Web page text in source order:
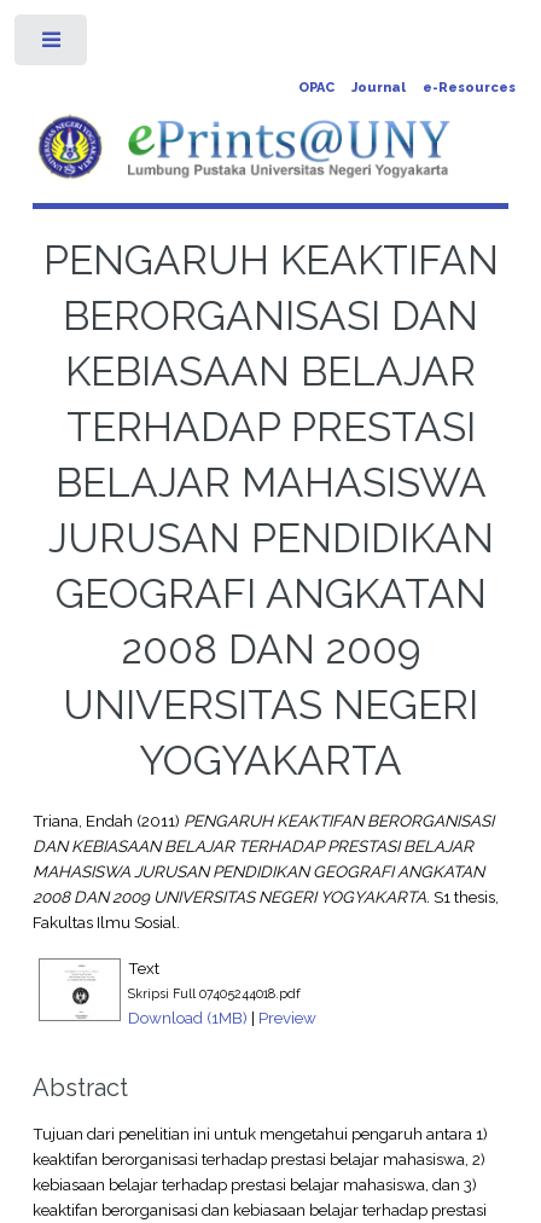
OPAC Journal e-Resources
PENGARUH KEAKTIFAN
BERORGANISASI DAN
KEBIASAAN BELAJAR
TERHADAP PRESTASI
BELAJAR MAHASISWA
JURUSAN PENDIDIKAN
GEOGRAFI ANGKATAN
2008 DAN 2009
UNIVERSITAS NEGERI
YOGYAKARTA
Triana, Endah (2011) PENGARUH KEAKTIFAN BERORGANISASI
DAN KEBIASAAN BELAJAR TERHADAP PRESTASI BELAJAR
MAHASISWA JURUSAN PENDIDIKAN GEOGRAFI ANGKATAN
2008 DAN 2009 UNIVERSITAS NEGERI YOGYAKARTA. S1 thesis,
Fakultas Ilmu Sosial.
Text
Skripsi Full 07405244018.pdf
Download (1MB) | Preview
Abstract
Tujuan dari penelitian ini untuk mengetahui pengaruh antara 1)
keaktifan berorganisasi terhadap prestasi belajar mahasiswa, 2)
kebiasaan belajar terhadap prestasi belajar mahasiswa, dan 3)
keaktifan berorganisasi dan kebiasaan belajar terhadap prestasi